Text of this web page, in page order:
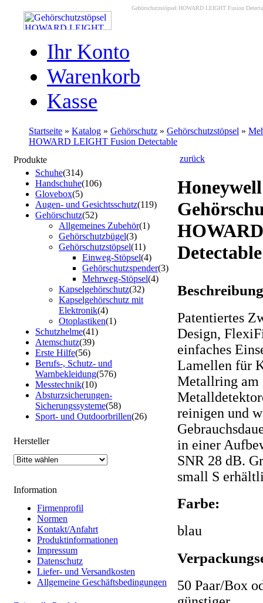
Gehörschutzstöpsel HOWARD LEIGHT Fusion
Ihr Konto
Warenkorb
Kasse
Startseite » Katalog » Gehörschutz » Gehörschutzstöpsel »
HOWARD LEIGHT Fusion Detectable
Produkte
Schuhe(314)
Handschuhe(106)
Glovebox(5)
Augen- und Gesichtsschutz(119)
Gehörschutz(52)
Allgemeines Zubehör(1)
Gehörschutzbügel(3)
Gehörschutzstöpsel(11)
Einweg-Stöpsel(4)
Gehörschutzspender(3)
Mehrweg-Stöpsel(4)
Kapselgehörschutz(32)
Kapselgehörschutz mit
Elektronik(4)
Otoplastiken(1)
Schutzhelme(41)
Atemschutz(39)
Erste Hilfe(56)
Berufs-, Schutz- und
Warnbekleidung(576)
Messtechnik(10)
Absturzsicherungen-
Sicherungssysteme(58)
Sport- und Outdoorbrillen(26)
Hersteller
Information
Firmenprofil
Normen
Kontakt/Anfahrt
Produktinformationen
Impressum
Datenschutz
Liefer- und Versandkosten
Allgemeine Geschäftsbedingungen
zurück
Honeywell
Detectable
Patentiertes
Design,
einfaches
Lamellen für
Metallring am
reinigen und
in einer
SNR 28 dB.
small S
Farbe:
blau
50 Paar/Box